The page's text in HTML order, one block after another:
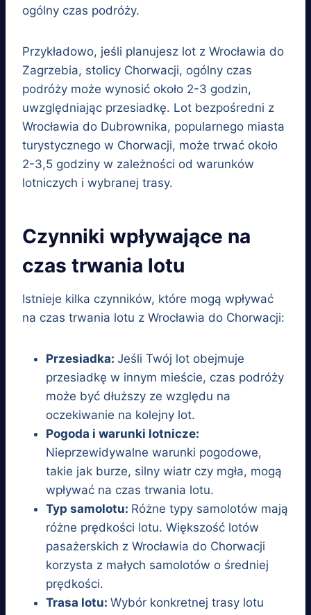
ogólny czas podróży.
Przykładowo, jeśli planujesz lot z Wrocławia do
Zagrzebia, stolicy Chorwacji, ogólny czas
podróży może wynosić około 2-3 godzin,
uwzględniając przesiadkę. Lot bezpośredni z
Wrocławia do Dubrownika, popularnego miasta
turystycznego w Chorwacji, może trwać około
2-3,5 godziny w zależności od warunków
lotniczych i wybranej trasy.
Czynniki wpływające na
czas trwania lotu
Istnieje kilka czynników, które mogą wpływać
na czas trwania lotu z Wrocławia do Chorwacji:
Przesiadka: Jeśli Twój lot obejmuje
przesiadkę w innym mieście, czas podróży
może być dłuższy ze względu na
oczekiwanie na kolejny lot.
Pogoda i warunki lotnicze:
Nieprzewidywalne warunki pogodowe,
takie jak burze, silny wiatr czy mgła, mogą
wpływać na czas trwania lotu.
Typ samolotu: Różne typy samolotów mają
różne prędkości lotu. Większość lotów
pasażerskich z Wrocławia do Chorwacji
korzysta z małych samolotów o średniej
prędkości.
Trasa lotu: Wybór konkretnej trasy lotu